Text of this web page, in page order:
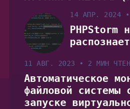
14 АПР. 2024 •
PHPStorm
11 АВГ. 2023 • 2 МИН
Автоматическое
файловой системы
запуске